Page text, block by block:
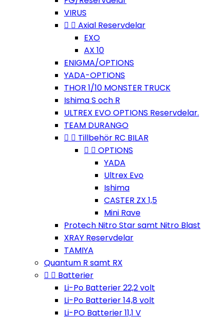
VIRUS
  Axial Reservdelar
EXO
AX 10
ENIGMA/OPTIONS
YADA-OPTIONS
THOR 1/10 MONSTER TRUCK
Ishima S och R
ULTREX EVO OPTIONS Reservdelar.
TEAM DURANGO
  Tillbehör RC BILAR
  OPTIONS
YADA
Ultrex Evo
Ishima
CASTER ZX 1,5
Mini Rave
Protech Nitro Star samt Nitro Blast
XRAY Reservdelar
TAMIYA
Quantum R samt RX
  Batterier
Li-Po Batterier 22,2 volt
Li-Po Batterier 14,8 volt
Li-PO Batterier 11,1 V